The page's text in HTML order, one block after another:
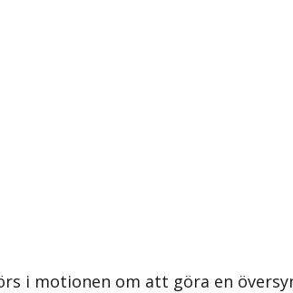
i motionen om att göra en